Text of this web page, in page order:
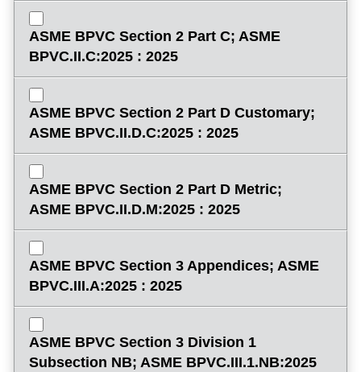
ASME BPVC Section 2 Part C; ASME
BPVC.II.C:2025 : 2025
ASME BPVC Section 2 Part D Customary;
ASME BPVC.II.D.C:2025 : 2025
ASME BPVC Section 2 Part D Metric;
ASME BPVC.II.D.M:2025 : 2025
ASME BPVC Section 3 Appendices; ASME
BPVC.III.A:2025 : 2025
ASME BPVC Section 3 Division 1
Subsection NB; ASME BPVC.III.1.NB:2025